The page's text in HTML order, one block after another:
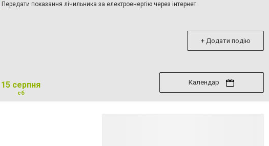
Передати показання лічильника за електроенергію через інтернет
+ Додати подію
15 серпня
сб
Календар